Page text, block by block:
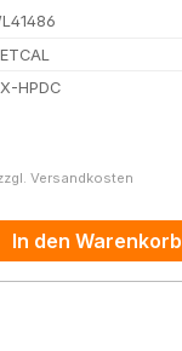
HPDC
Versandkosten
In den Warenkorb